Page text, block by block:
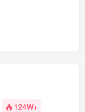
124W+